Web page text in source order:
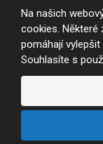
Na našich
cookies. Některé
pomáhají
Souhlasíte s
© 2026, JP-SPORT.CZ
Prohlášení o přístupnosti |
VYROBILA
R